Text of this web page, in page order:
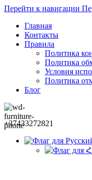
Перейти к навигации
Главная
Контакты
Правила
Политика
Политика
Условия
Политика
Блог
+37433272821